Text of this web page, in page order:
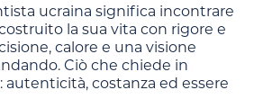
ucraina significa incontrare
la sua vita con rigore e
calore e una visione
Ciò che chiede in
autenticità, costanza ed essere